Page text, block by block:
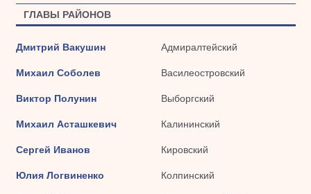
ГЛАВЫ РАЙОНОВ
Дмитрий Вакушин Адмиралтейский
Михаил Соболев Василеостровский
Виктор Полунин Выборгский
Михаил Асташкевич Калининский
Сергей Иванов Кировский
Юлия Логвиненко Колпинский